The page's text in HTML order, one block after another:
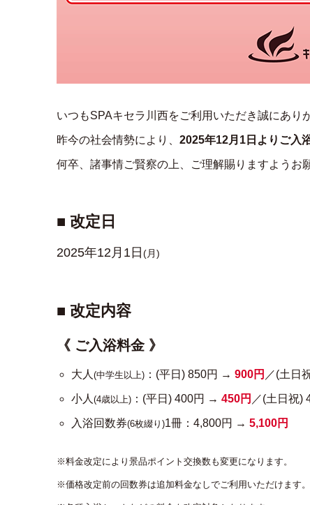
いつもSPAキセラ川西をご利用いただき誠にあり
昨今の社会情勢により、 2025年12月1日よりご入
何卒、諸事情ご賢察の上、ご理解賜りますようお
■ 改定日
2025年12月1日 (月)
■ 改定内容
《 ご入浴料金 》
大人 (中学生以上)：(平日) 850円 → 900円 ／(土日
小人 (4歳以上)：(平日) 400円 → 450円 ／(土日祝)
入浴回数券(6枚綴り)1冊：4,800円 → 5,100円
※料金改定により景品ポイント交換数も変更になります。
※価格改定前の回数券は追加料金なしでご利用いただけます。